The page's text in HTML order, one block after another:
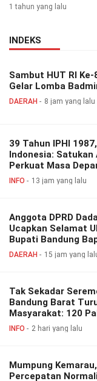
1 tahun yang lalu
INDEKS
Sambut HUT RI
Gelar Lomba
DAERAH 8 jam yang lalu
39 Tahun IPHI
Indonesia:
Perkuat Masa
INFO 13 jam yang lalu
Anggota DPRD
Ucapkan Selamat
Bupati Bandung
Supriatna
DAERAH 15 jam yang
Tak Sekadar
Bandung Barat
Masyarakat: 120
Disabilitas hingga
INFO 2 hari yang lalu
Mumpung
Percepatan